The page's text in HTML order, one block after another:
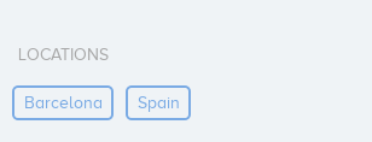
LOCATIONS
Barcelona Spain